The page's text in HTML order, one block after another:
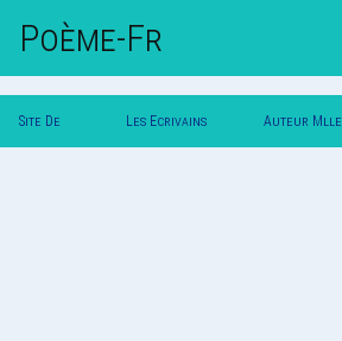
Poème-Fr
Site De Les Ecrivains Auteur Mlle